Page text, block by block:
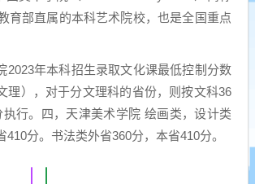
育部直属的本科艺术院校，也是全国重点
2023年本科招生录取文化课最低控制分数
理），对于分文理科的省份，则按文科36
执行。四，天津美术学院 绘画类，设计类
410分。书法类外省360分，本省410分。